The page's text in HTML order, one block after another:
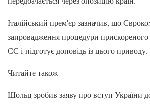
Італійський прем'єр зазначив, що
запровадження процедури прискореного
ЄС і підготує доповідь із цього приводу.
Читайте також
Шольц зробив заяву про вступ України